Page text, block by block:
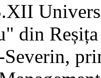
din
Severin,